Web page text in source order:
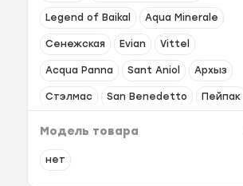
Legend of Baikal Aqua Minerale
Сенежская Evian Vittel
Acqua Panna Sant Aniol Архыз
Стэлмас San Benedetto Пейпак
Модель товара
нет